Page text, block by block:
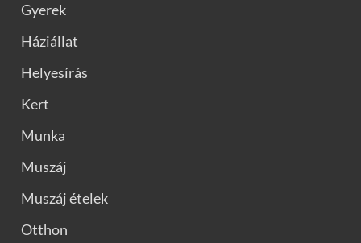
Gyerek
Háziállat
Helyesírás
Kert
Munka
Muszáj
Muszáj ételek
Otthon